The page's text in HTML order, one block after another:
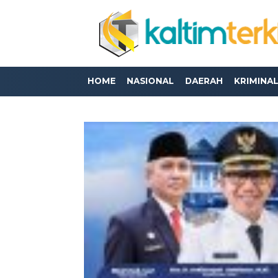
HOME NASIONAL DAERAH KRIMINAL